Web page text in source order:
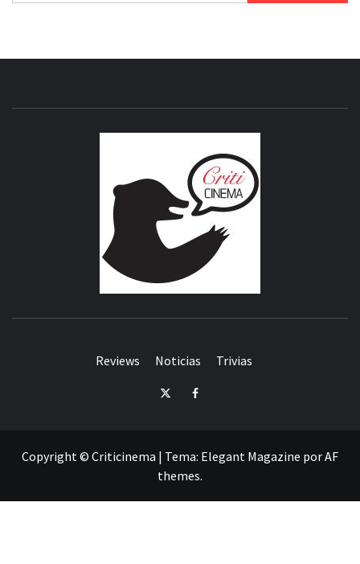
Reviews Noticias Trivias
TwitterFacebook
Copyright © Criticinema | Tema: Elegant Magazine porAF
themes.